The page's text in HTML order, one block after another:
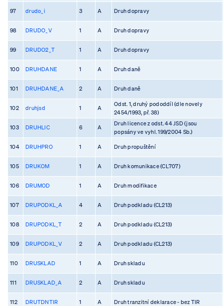
97 drudo_i 3 A Druh dopravy
98 DRUDO_V 1 A Druh dopravy
99 DRUDO2_T 1 A Druh dopravy
100 DRUHDANE 1 A Druh daně
101 DRUHDANE_A 2 A Druh daně
102 druhjsd 1 A
Odst. 1, druhý pododdíl (dle novely
2454/1993, př. 38)
103 DRUHLIC 6 A
Druh licence z odst. 44 JSD (jsou
popsány ve vyhl. 199/2004 Sb.)
104 DRUHPRO 1 A Druh propuštění
105 DRUKOM 1 A Druh komunikace (CL707)
106 DRUMOD 1 A Druh modifikace
107 DRUPODKL_A 4 A Druh podkladu (CL213)
108 DRUPODKL_T 2 A Druh podkladu (CL213)
109 DRUPODKL_V 2 A Druh podkladu (CL213)
110 DRUSKLAD 1 A Druh skladu
111 DRUSKLAD_A 2 A Druh skladu
112 DRUTDNTIR 1 A Druh tranzitní deklarace - bez TIR